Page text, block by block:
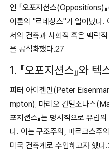
인 『오포지션스(Oppositions)
이론의 "르네상스"가 일어났다.
서의 건축과 사회적 혹은 맥락
을 공식화했다.27
1. 『오포지션스』와
피터 아이젠만(Peter
mpton), 마리오 간델소나스
포지션스』는 명시적으로 유럽
다. 이는 구조주의, 마르크스주
미국 건축계로 수입하고자 했다.